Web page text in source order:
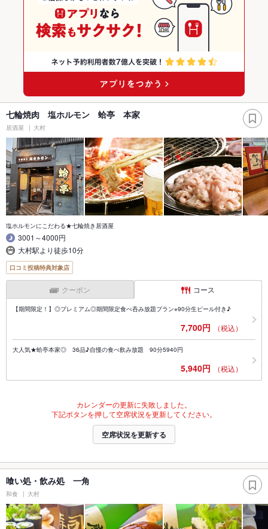
七輪焼肉 塩ホルモン 蛤亭 本家
居酒屋 大村
塩ホルモンにこだわる★七輪焼き居酒屋
3001～4000円
大村駅より徒歩10分
口コミ投稿特典対象店
クーポン コース
【期間限定！】◎プレミアム◎期間限定食べ呑み放題プラン※90分生ビール付き♪
7,700円 （税込）
大人気★蛤亭本家◎ 36品♪自慢の食べ飲み放題 90分5940円
5,940円 （税込）
カレンダーの更新に失敗しました。
下記ボタンを押して空席状況を更新してください。
空席状況を更新する
喰い処・飲み処 一角
和食 大村